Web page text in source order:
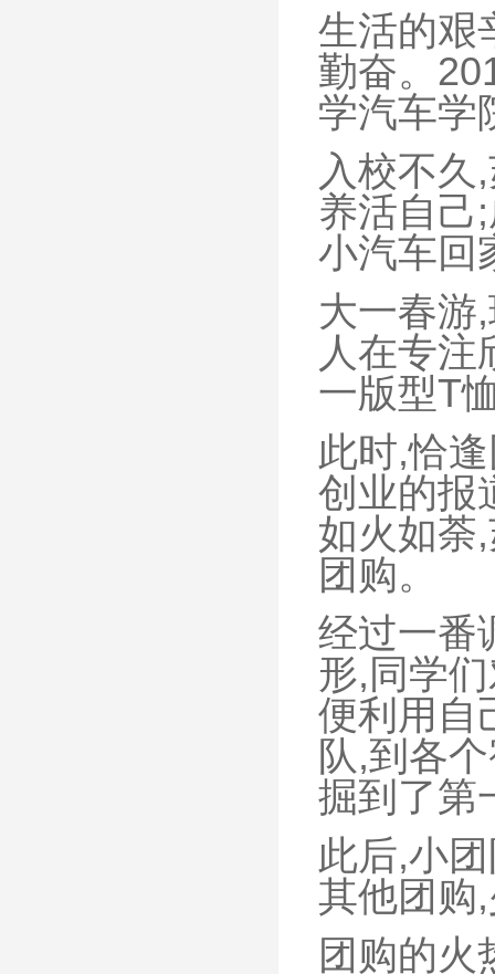
生活的艰
勤奋。
学汽车学
入校不久
养活自己
小汽车回
大一春游
人在专注
一版型T
此时,恰
创业的报
如火如荼
团购。
经过一番
形,同学
便利用自
队,到各
掘到了第
此后,小
其他团购
团购的火